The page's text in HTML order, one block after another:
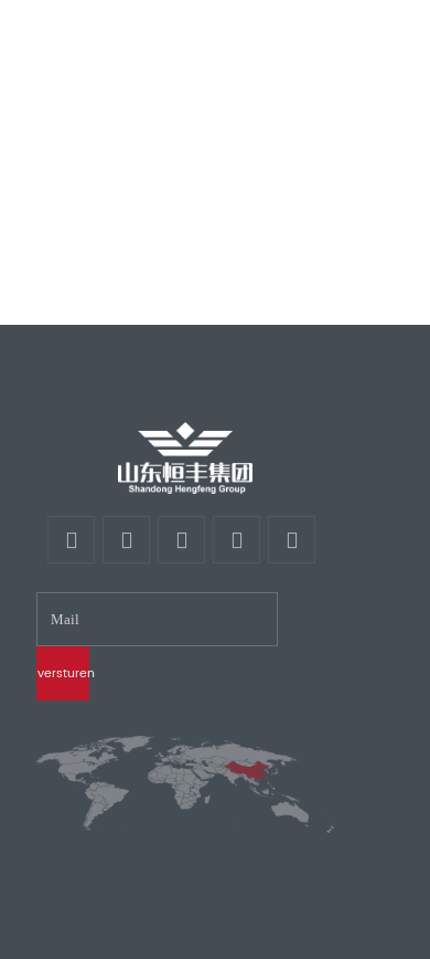
versturen